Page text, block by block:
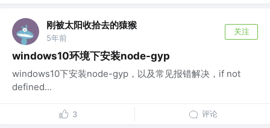
刚被太阳收拾去的猿猴
5年前
关注
windows10环境下安装node-gyp
windows10下安装node-gyp，以及常见报错解决，if not
defined...
3 评论